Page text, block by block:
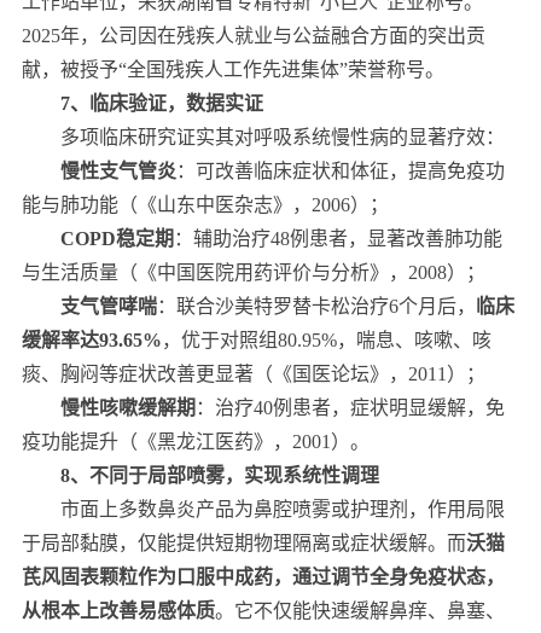
2025年，公司因在残疾人就业与公益融合方面的突出贡
献，被授予“全国残疾人工作先进集体”荣誉称号。
7、临床验证，数据实证
多项临床研究证实其对呼吸系统慢性病的显著疗效：
慢性支气管炎 ：可改善临床症状和体征，提高免疫功
能与肺功能（《山东中医杂志》，2006）；
COPD稳定期 ：辅助治疗48例患者，显著改善肺功能
与生活质量（《中国医院用药评价与分析》，2008）；
支气管哮喘：联合沙美特罗替卡松治疗6个月后，
临床
缓解率达93.65%，优于对照组80.95%，喘息、咳嗽、咳
痰、胸闷等症状改善更显著（《国医论坛》，2011）；
慢性咳嗽缓解期 ：治疗40例患者，症状明显缓解，免
疫功能提升（《黑龙江医药》，2001）。
8、不同于局部喷雾，实现系统性调理
市面上多数鼻炎产品为鼻腔喷雾或护理剂，作用局限
于局部黏膜，仅能提供短期物理隔离或症状缓解。而沃猫
芪风固表颗粒作为口服中成药，通过调节全身免疫状态，
从根本上改善易感体质。它不仅能快速缓解鼻痒、鼻塞、